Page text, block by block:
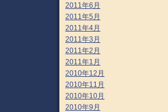
2011年6月
2011年5月
2011年4月
2011年3月
2011年2月
2011年1月
2010年12月
2010年11月
2010年10月
2010年9月